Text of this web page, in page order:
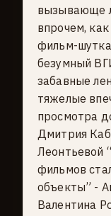
вызывающе
впрочем,
фильм-
безумный
забавные
тяжелые
просмотра
Дмитрия
Леонтьевой
фильмов
объекты” -
Валентина